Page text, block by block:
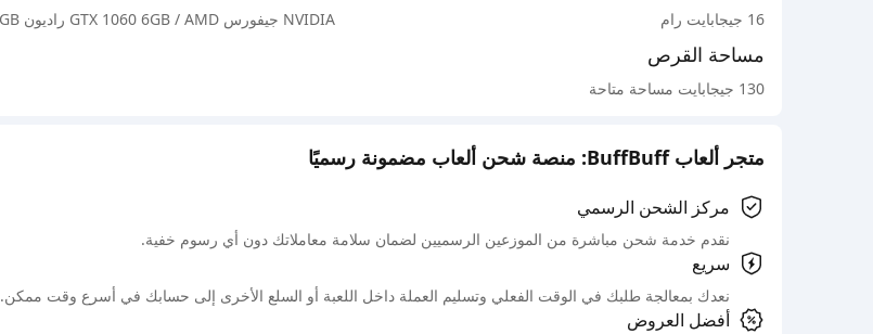
هنا يمكنك إدخال مفتاح التفعيل الخاص بك. اختيار "تأكيد" سيكمل العملية
16 جيجابايت رام NVIDIA جيفورس GTX 1060 6GB / AMD راديون RX 580 8GB
مساحة القرص
130 جيجابايت مساحة متاحة
متجر ألعاب BuffBuff: منصة شحن ألعاب مضمونة رسميًا
مركز الشحن الرسمي
نقدم خدمة شحن مباشرة من الموزعين الرسميين لضمان سلامة معاملاتك دون أي رسوم خفية.
سريع
نعدك بمعالجة طلبك في الوقت الفعلي وتسليم العملة داخل اللعبة أو السلع الأخرى إلى حسابك في أسرع وقت ممكن.
أفضل العروض